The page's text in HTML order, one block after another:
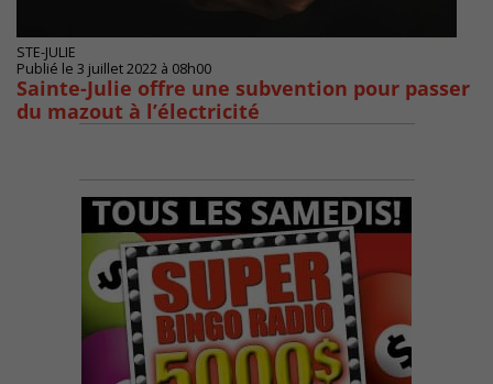
STE-JULIE
Publié le 3 juillet 2022 à 08h00
Sainte-Julie offre une subvention pour passer
du mazout à l’électricité